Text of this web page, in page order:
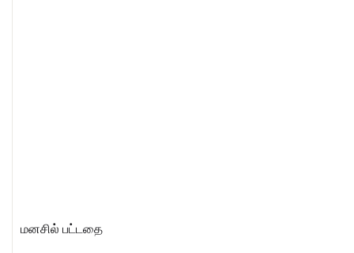
மனசில் பட்டதை